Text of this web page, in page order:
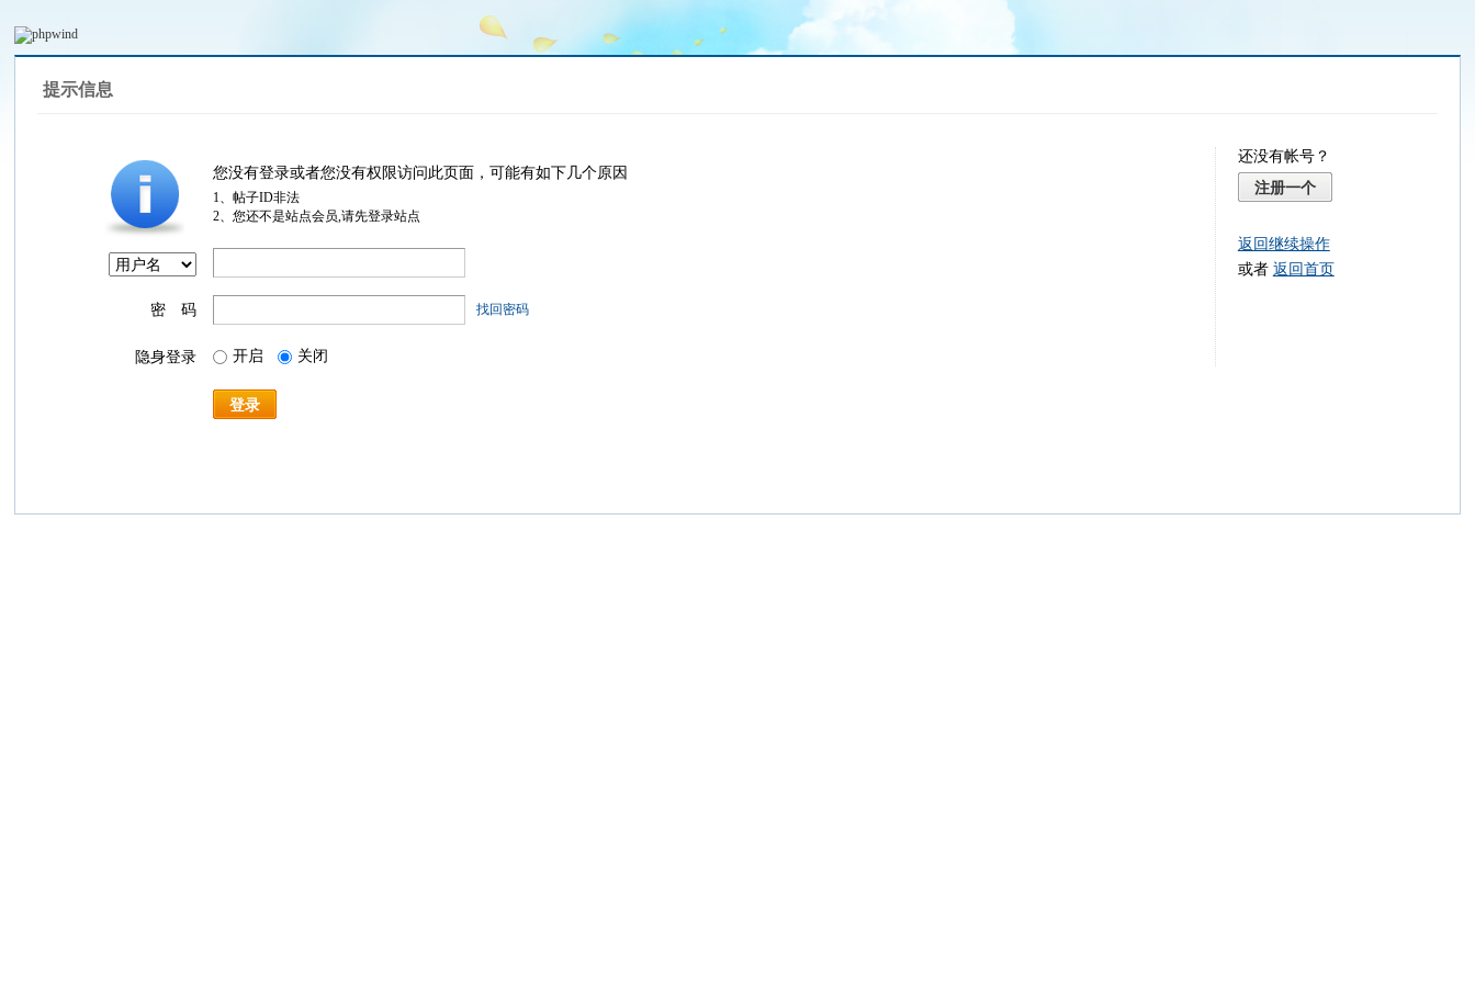
提示信息
您没有登录或者您没有权限访问此页面，可能有如下几个原因
1、帖子ID非法
2、您还不是站点会员,请先登录站点
密 码 找回密码
隐身登录 开启 关闭
登录
还没有帐号？
注册一个
返回继续操作
或者 返回首页